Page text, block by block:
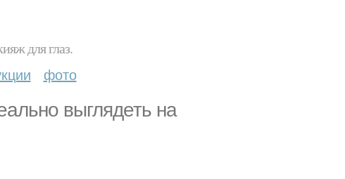
для глаз.
фото
выглядеть на